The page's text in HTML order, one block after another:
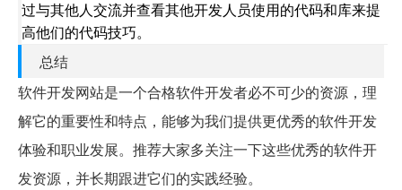
过与其他人交流并查看其他开发人员使用的代码和库来提
高他们的代码技巧。
总结
软件开发网站是一个合格软件开发者必不可少的资源，理
解它的重要性和特点，能够为我们提供更优秀的软件开发
体验和职业发展。推荐大家多关注一下这些优秀的软件开
发资源，并长期跟进它们的实践经验。